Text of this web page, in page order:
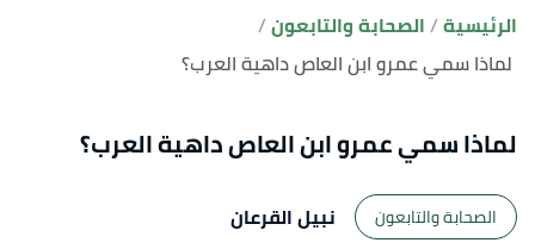
الرئيسية الصحابة والتابعون
لماذا سمي عمرو ابن العاص داهية العرب؟
لماذا سمي عمرو ابن العاص داهية العرب؟
الصحابة والتابعون
نبيل القرعان